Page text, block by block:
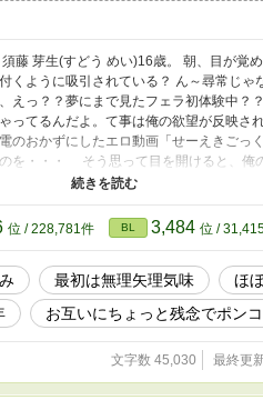
藤 芽生(すどう めい)16歳。 朝、目が覚
くように吸引されている？ ん～尋常じゃ
えっ？？夢にまで見たフェラ初体験中？
ってるんだよ。て事は俺の欲望が反映さ
のおかずにしたエロ動画「せーえきご
を・・・ そう思って目を開けると、俺
ーーー タイトルそのまんまです！ R18
ると四万字くらい？)。勢いだけで書き
位 / 228,781件 BL 3,484 位 /
最初は無理矢理気味
ほ
お互いにちょっと残念でポン
文字数 45,030 最終更